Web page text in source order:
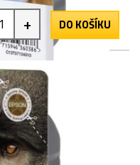
+ DO KOŠÍKU